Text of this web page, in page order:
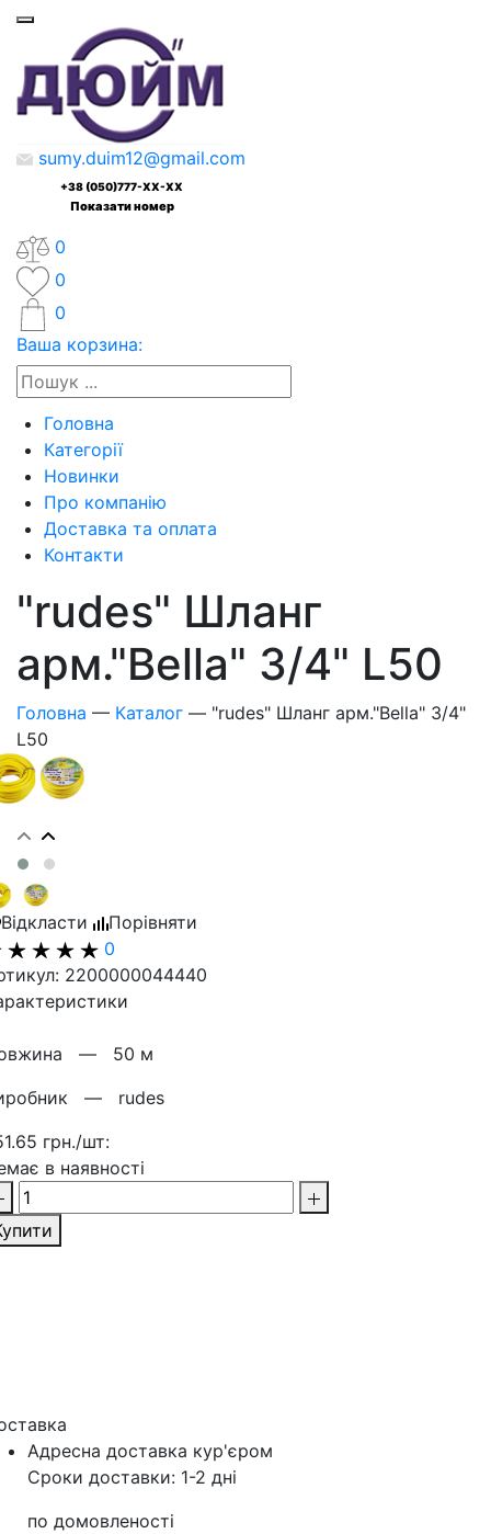
sumy.duim12@gmail.com
+38 (050)777-XX-XX
Показати номер
0
0
0
Ваша корзина:
Головна
Категорії
Новинки
Про компанію
Доставка та оплата
Контакти
"rudes" Шланг
арм."Bella" 3/4" L50
Головна — Каталог — "rudes" Шланг арм."Bella" 3/4"
L50
Відкласти
Порівняти
0
2200000044440
— 50 м
— rudes
грн./шт:
в наявності
Адресна доставка кур'‎єром
Сроки доставки: 1-2 дні
по домовленості